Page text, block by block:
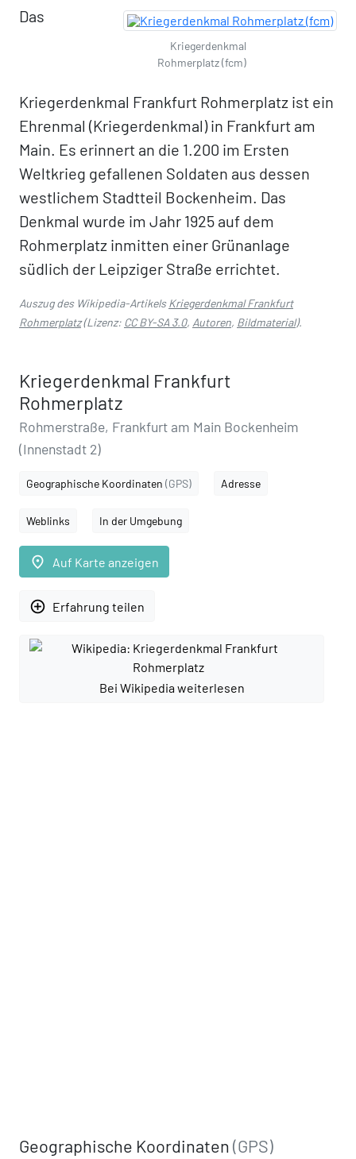
Kriegerdenkmal
Rohmerplatz (fcm)
Das
Kriegerdenkmal Frankfurt Rohmerplatz ist ein
Ehrenmal (Kriegerdenkmal) in Frankfurt am
Main. Es erinnert an die 1.200 im Ersten
Weltkrieg gefallenen Soldaten aus dessen
westlichem Stadtteil Bockenheim. Das
Denkmal wurde im Jahr 1925 auf dem
Rohmerplatz inmitten einer Grünanlage
südlich der Leipziger Straße errichtet.
Auszug des Wikipedia-ArtikelsKriegerdenkmal Frankfurt
Rohmerplatz(Lizenz: CC BY-SA 3.0, Autoren, Bildmaterial).
Kriegerdenkmal Frankfurt
Rohmerplatz
Rohmerstraße, Frankfurt am Main Bockenheim
(Innenstadt 2)
Geographische Koordinaten (GPS) Adresse
Weblinks In der Umgebung
place Auf Karte anzeigen
add_circle_outline Erfahrung teilen
Bei Wikipedia weiterlesen
Geographische Koordinaten(GPS)